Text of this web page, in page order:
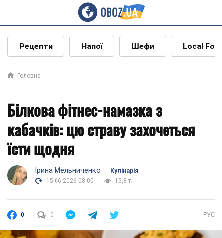
Рецепти Напої Шефи Local
Головна
Білкова фітнес-намазка з
кабачків: цю страву захочеться
їсти щодня
Ірина Мельниченко
Кулінарія
15.06.2026 08:00
15,8 т.
0 0 РУС